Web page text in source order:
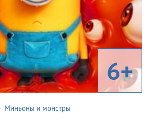
6+
Миньоны и монстры